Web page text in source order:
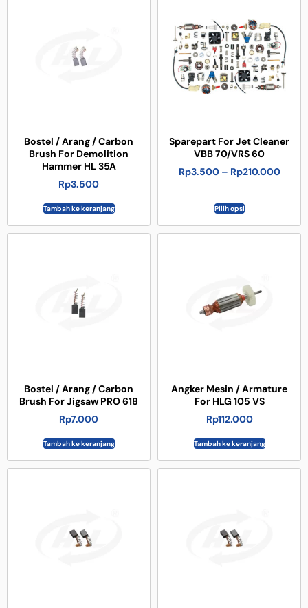
Bostel / Arang / Carbon
Brush For Demolition
Hammer HL 35A
Rp3.500
Tambah ke keranjang
Sparepart For Jet Cleaner
VBB 70/VRS 60
Rp3.500 – Rp210.000
Pilih opsi
Bostel / Arang / Carbon
Brush For Jigsaw PRO 618
Rp7.000
Tambah ke keranjang
Angker Mesin / Armature
For HLG 105 VS
Rp112.000
Tambah ke keranjang